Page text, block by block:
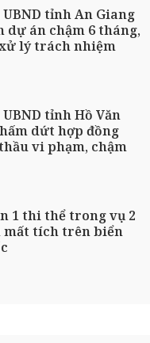
tỉnh An Giang
dự án chậm 6 tháng,
lý trách nhiệm
tỉnh Hồ Văn
dứt hợp đồng
vi phạm, chậm
1 thi thể trong vụ 2
mất tích trên biển